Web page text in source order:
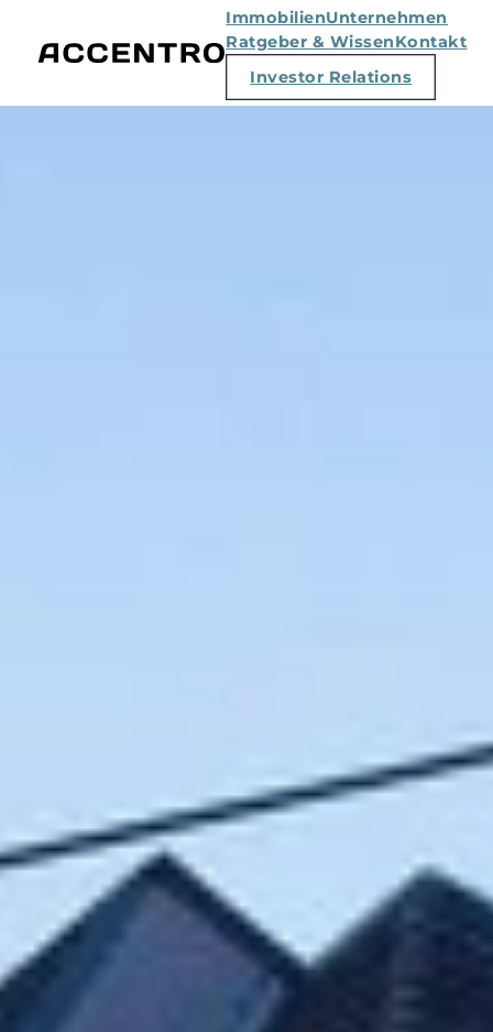
ImmobilienUnternehmen
Ratgeber & WissenKontakt
Investor Relations